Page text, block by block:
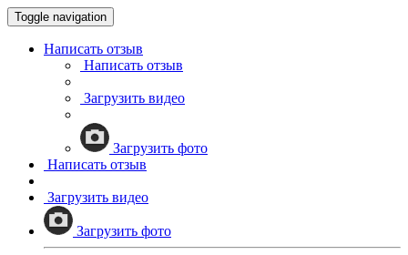
Toggle navigation
Написать отзыв
Написать отзыв
Загрузить видео
Загрузить фото
Написать отзыв
Загрузить видео
Загрузить фото